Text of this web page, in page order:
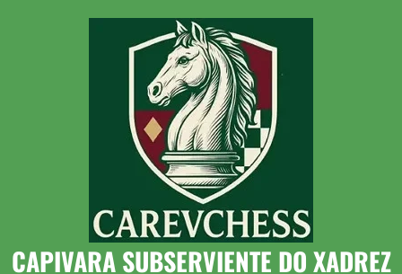
CAPIVARA SUBSERVIENTE DO XADREZ